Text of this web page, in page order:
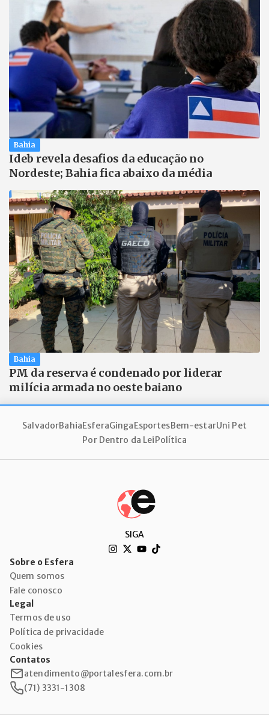
Bahia
Ideb revela desafios da educação no
Nordeste; Bahia fica abaixo da média
Bahia
PM da reserva é condenado por liderar
milícia armada no oeste baiano
SalvadorBahiaEsferaGingaEsportesBem-estarUni Pet
Por Dentro da LeiPolítica
SIGA
Sobre o Esfera
Quem somos
Fale conosco
Legal
Termos de uso
Política de privacidade
Cookies
Contatos
atendimento@portalesfera.com.br
(71) 3331-1308